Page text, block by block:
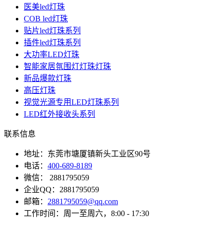
医美led灯珠
COB led灯珠
贴片led灯珠系列
插件led灯珠系列
大功率LED灯珠
智能家居氛围灯灯珠灯珠
新品爆款灯珠
高压灯珠
视觉光源专用LED灯珠系列
LED红外接收头系列
联系信息
地址：东莞市塘厦镇新头工业区90号
电话： 400-689-8189
微信： 2881795059
企业QQ：2881795059
邮箱： 2881795059@qq.com
工作时间：周一至周六，8:00 - 17:30